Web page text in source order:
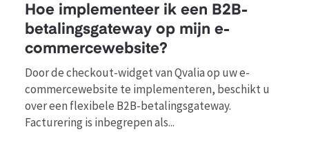
Hoe implementeer ik een B2B-
betalingsgateway op mijn e-
commercewebsite?
Door de checkout-widget van Qvalia op uw e-
commercewebsite te implementeren, beschikt u
over een flexibele B2B-betalingsgateway.
Facturering is inbegrepen als...